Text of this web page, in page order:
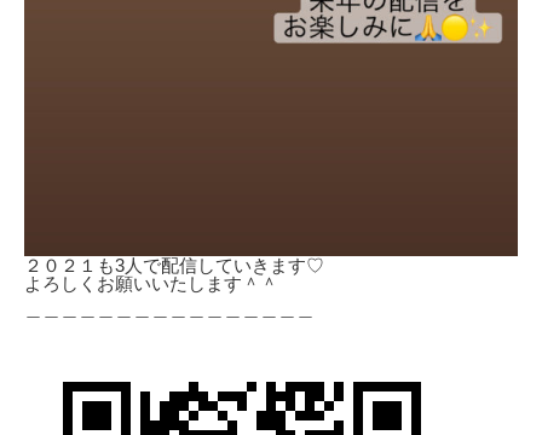
２０２１も3人で配信していきます♡
よろしくお願いいたします＾＾